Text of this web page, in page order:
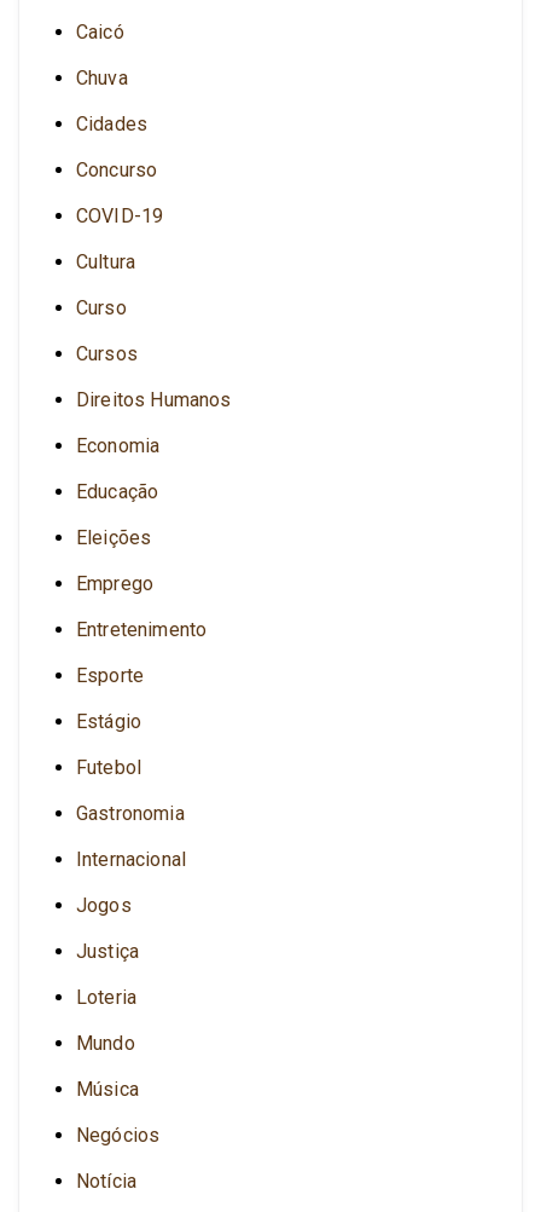
Caicó
Chuva
Cidades
Concurso
COVID-19
Cultura
Curso
Cursos
Direitos Humanos
Economia
Educação
Eleições
Emprego
Entretenimento
Esporte
Estágio
Futebol
Gastronomia
Internacional
Jogos
Justiça
Loteria
Mundo
Música
Negócios
Notícia